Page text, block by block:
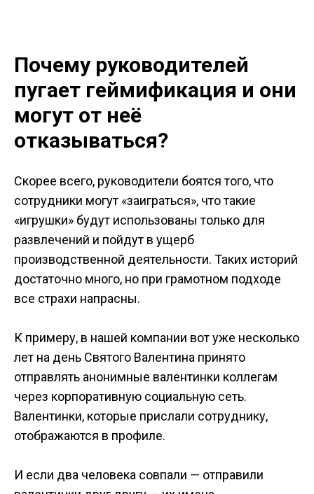
Почему руководителей
пугает геймификация и они
могут от неё
отказываться?
Скорее всего, руководители боятся того, что
сотрудники могут «заиграться», что такие
«игрушки» будут использованы только для
развлечений и пойдут в ущерб
производственной деятельности. Таких историй
достаточно много, но при грамотном подходе
все страхи напрасны.
К примеру, в нашей компании вот уже несколько
лет на день Святого Валентина принято
отправлять анонимные валентинки коллегам
через корпоративную социальную сеть.
Валентинки, которые прислали сотруднику,
отображаются в профиле.
И если два человека совпали — отправили